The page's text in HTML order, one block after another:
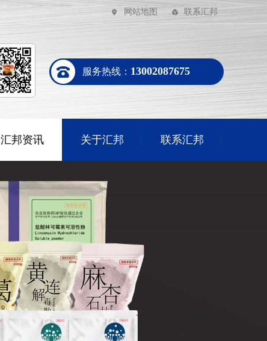
网站地图 联系汇邦
服务热线： 13002087675
汇邦资讯 关于汇邦 联系汇邦